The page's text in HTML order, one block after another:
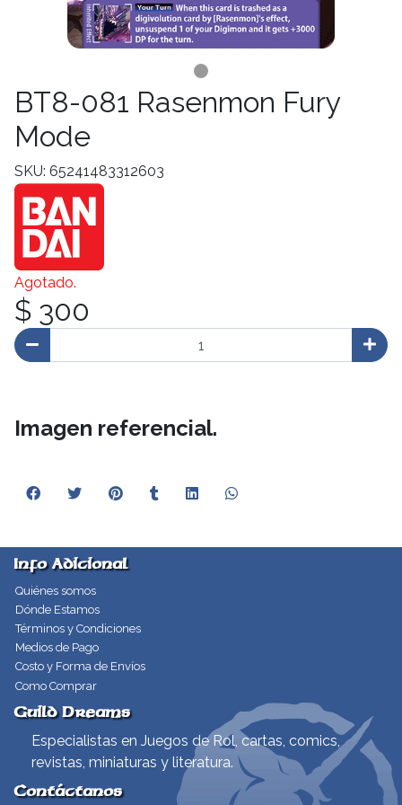
BT8-081 Rasenmon Fury
Mode
SKU: 65241483312603
Agotado.
$ 300
Imagen referencial.
Info Adicional
Quiénes somos
Dónde Estamos
Términos y Condiciones
Medios de Pago
Costo y Forma de Envíos
Como Comprar
Guild Dreams
Especialistas en Juegos de Rol, cartas, comics,
revistas, miniaturas y literatura.
Contáctanos